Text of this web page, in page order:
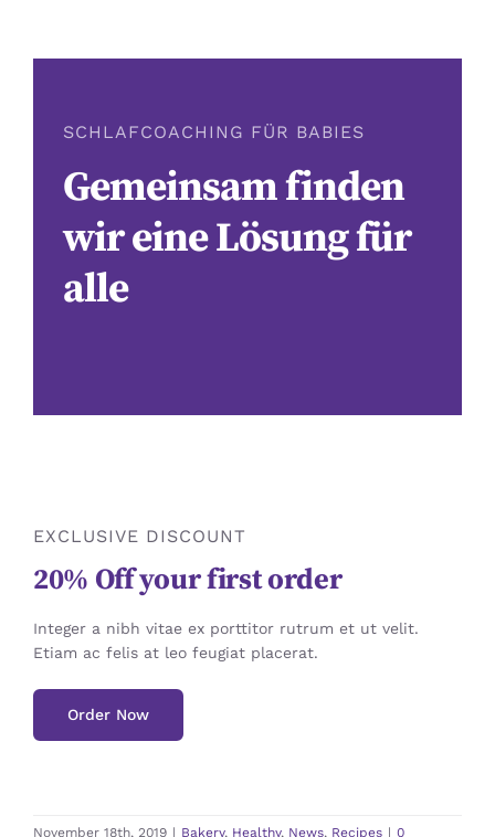
SCHLAFCOACHING FÜR BABIES
Gemeinsam finden
wir eine Lösung für
alle
EXCLUSIVE DISCOUNT
20% Off your first order
Integer a nibh vitae ex porttitor rutrum et ut velit.
Etiam ac felis at leo feugiat placerat.
Order Now
November 18th, 2019 | Bakery, Healthy, News, Recipes | 0